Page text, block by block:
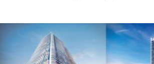
贷款指南
租房指南